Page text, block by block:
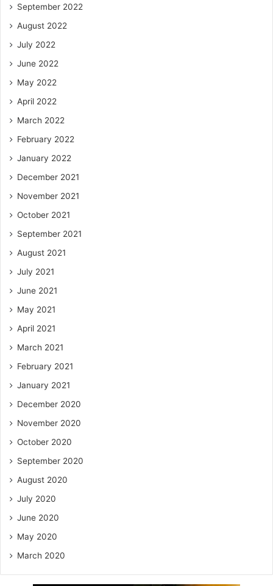
September 2022
August 2022
July 2022
June 2022
May 2022
April 2022
March 2022
February 2022
January 2022
December 2021
November 2021
October 2021
September 2021
August 2021
July 2021
June 2021
May 2021
April 2021
March 2021
February 2021
January 2021
December 2020
November 2020
October 2020
September 2020
August 2020
July 2020
June 2020
May 2020
March 2020